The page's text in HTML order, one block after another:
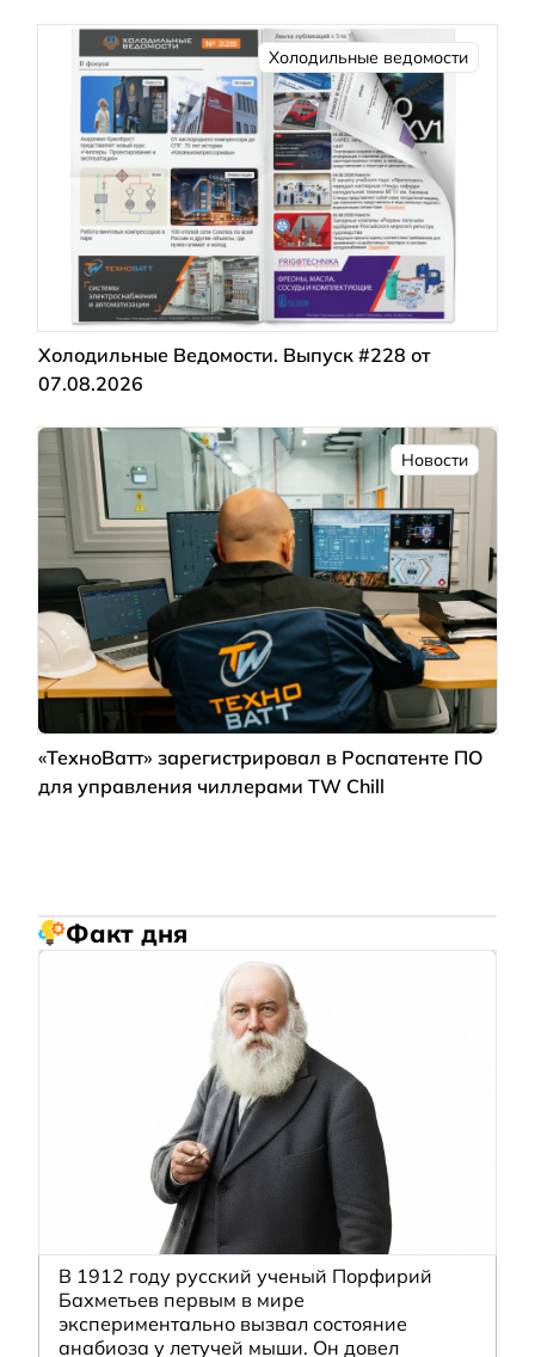
Холодильные ведомости
Холодильные Ведомости. Выпуск #228 от
07.08.2026
Новости
«ТехноВатт» зарегистрировал в Роспатенте ПО
для управления чиллерами TW Chill
Факт дня
В 1912 году русский ученый Порфирий
Бахметьев первым в мире
экспериментально вызвал состояние
анабиоза у летучей мыши. Он довел